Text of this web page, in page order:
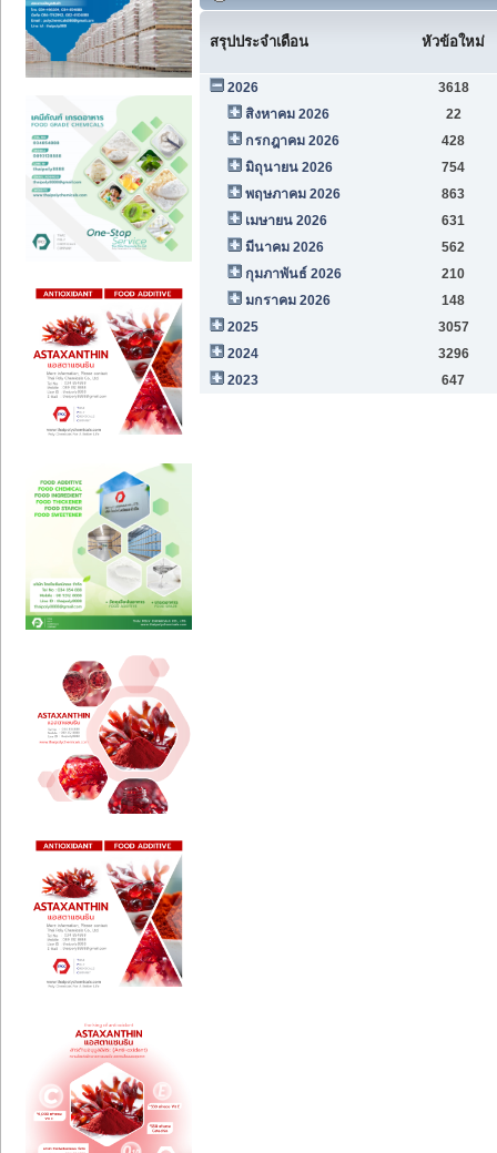
สรุปประจำเดือน หัวข้อใหม่
2026
3618
สิงหาคม 2026
22
กรกฎาคม 2026
428
มิถุนายน 2026
754
พฤษภาคม 2026
863
เมษายน 2026
631
มีนาคม 2026
562
กุมภาพันธ์ 2026
210
มกราคม 2026
148
2025
3057
2024
3296
2023
647